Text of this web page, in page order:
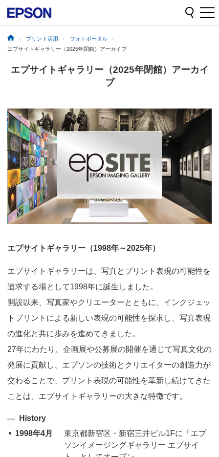
プリント活用
フォトポータル
エプサイトギャラリー（2025年閉館）アーカイブ
エプサイトギャラリー（2025年閉館）アーカイ
ブ
エプサイトギャラリー（1998年～2025年）
エプサイトギャラリーは、写真とプリント表現の可能性を
追求する場として1998年に誕生しました。
開設以来、写真家やクリエーターとともに、インクジェッ
トプリントによる新しい表現の可能性を探求し、写真表現
の進化と共に歩みを進めてきました。
27年にわたり、企画展や公募展の開催を通じて写真文化の
発展に貢献し、エプソンの技術とクリエイターの創造力が
交わることで、プリント表現の可能性を革新し続けてきた
ことは、エプサイトギャラリーの大きな特徴です。
History
1998年4月
東京都新宿区・新宿三井ビル1Fに「エプ
ソンイメージングギャラリー エプサイ